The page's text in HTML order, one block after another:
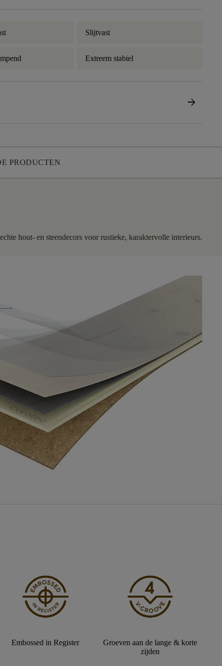
Slijtvast
Extreem stabiel
arrow_forward
PRODUCTEN
hout- en steendecors voor rustieke, karaktervolle interieurs.
Embossed in Register
Groeven aan de lange & korte
zijden